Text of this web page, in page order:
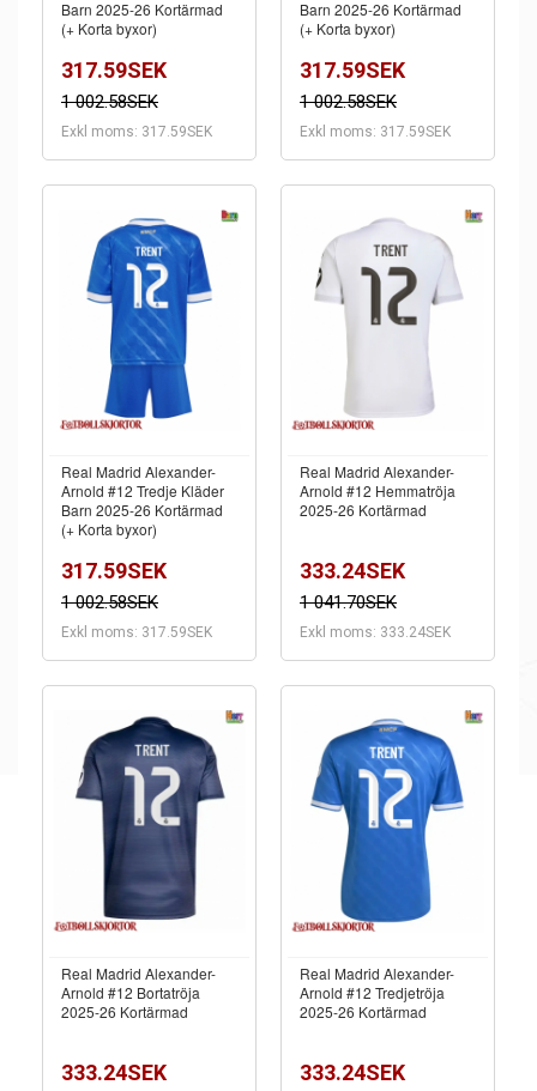
Barn 2025-26 Kortärmad
(+ Korta byxor)
317.59SEK
1 002.58SEK
Exkl moms: 317.59SEK
Barn 2025-26 Kortärmad
(+ Korta byxor)
317.59SEK
1 002.58SEK
Exkl moms: 317.59SEK
Real Madrid Alexander-
Arnold #12 Tredje Kläder
Barn 2025-26 Kortärmad
(+ Korta byxor)
317.59SEK
1 002.58SEK
Exkl moms: 317.59SEK
Real Madrid Alexander-
Arnold #12 Hemmatröja
2025-26 Kortärmad
333.24SEK
1 041.70SEK
Exkl moms: 333.24SEK
Real Madrid Alexander-
Arnold #12 Bortatröja
2025-26 Kortärmad
333.24SEK
Real Madrid Alexander-
Arnold #12 Tredjetröja
2025-26 Kortärmad
333.24SEK